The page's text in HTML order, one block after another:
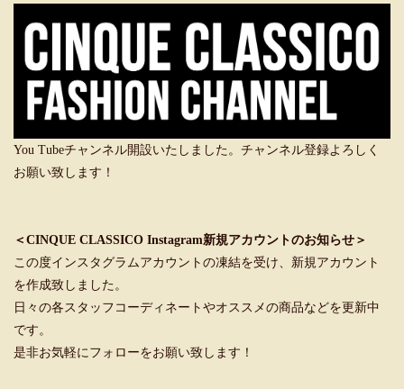
You Tubeチャンネル開設いたしました。チャンネル登録よろしく
お願い致します！
＜CINQUE CLASSICO Instagram新規アカウントのお知らせ＞
この度インスタグラムアカウントの凍結を受け、新規アカウント
を作成致しました。
日々の各スタッフコーディネートやオススメの商品などを更新中
です。
是非お気軽にフォローをお願い致します！